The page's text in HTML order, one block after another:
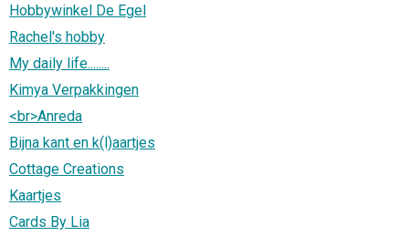
Hobbywinkel De Egel
Rachel's hobby
My daily life........
Kimya Verpakkingen
<br>Anreda
Bijna kant en k(l)aartjes
Cottage Creations
Kaartjes
Cards By Lia